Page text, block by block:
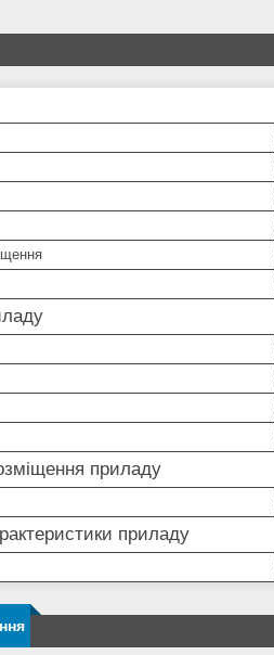
приладу
приладу